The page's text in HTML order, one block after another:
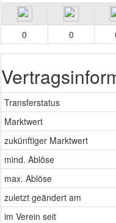
0 0
Transferstatus
Marktwert
zukünftiger Marktwert
mind. Ablöse
max. Ablöse
zuletzt geändert am
im Verein seit